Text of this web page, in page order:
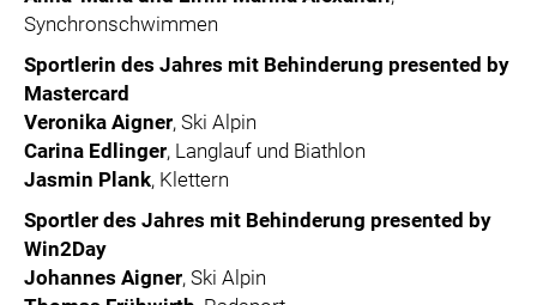
Synchronschwimmen
Sportlerin des Jahres mit Behinderung presented by
Mastercard
Veronika Aigner, Ski Alpin
Carina Edlinger, Langlauf und Biathlon
Jasmin Plank, Klettern
Sportler des Jahres mit Behinderung presented by
Win2Day
Johannes Aigner, Ski Alpin